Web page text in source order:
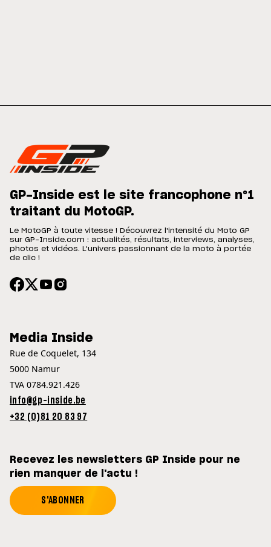
GP-Inside est le site francophone n°1
traitant du MotoGP.
Le MotoGP à toute vitesse ! Découvrez l'intensité du Moto GP
sur GP-Inside.com : actualités, résultats, interviews, analyses,
photos et vidéos. L'univers passionnant de la moto à portée
de clic !
Media Inside
Rue de Coquelet, 134
5000 Namur
TVA 0784.921.426
info@gp-inside.be
+32 (0)81 20 83 97
Recevez les newsletters GP Inside pour ne
rien manquer de l'actu !
S'ABONNER